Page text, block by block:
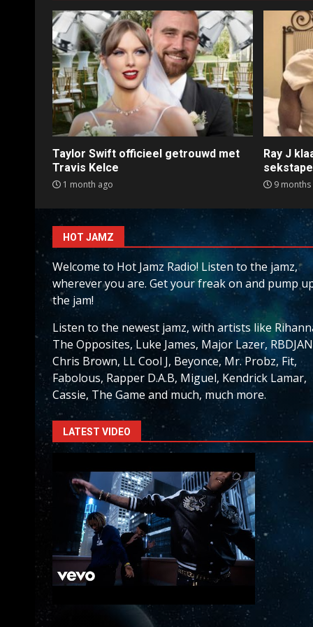
Taylor Swift officieel getrouwd met
Travis Kelce
1 month ago
Ray J
sekstape
9 months
HOT JAMZ
Welcome to Hot Jamz Radio! Listen to the jamz,
wherever you are. Get your freak on and pump
the jam!
Listen to the newest jamz, with artists like
The Opposites, Luke James, Major Lazer,
Chris Brown, LL Cool J, Beyonce, Mr. Probz, Fit,
Fabolous, Rapper D.A.B, Miguel, Kendrick Lamar,
Cassie, The Game and much, much more.
LATEST VIDEO